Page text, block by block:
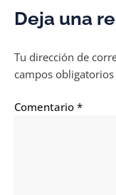
Deja una
Tu dirección de
campos
Comentario *